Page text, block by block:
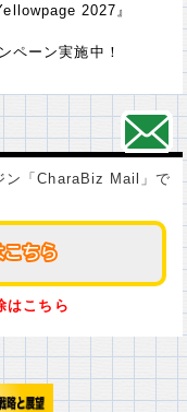
2027』
ペーン実施中！
ン「CharaBiz Mail」で
こちら
こちら
はこちら